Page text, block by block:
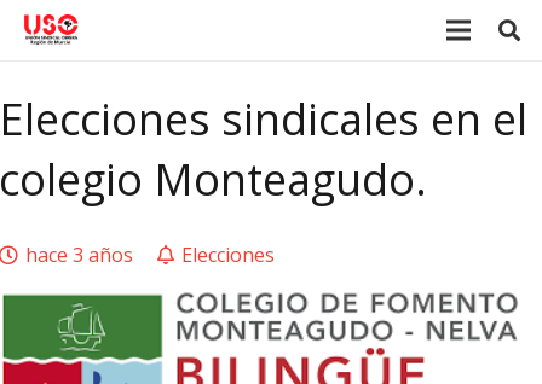
Elecciones sindicales en el
colegio Monteagudo.
hace 3 años Elecciones